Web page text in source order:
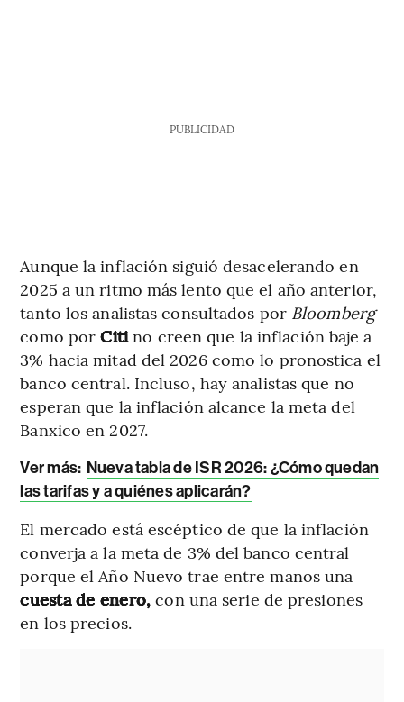
PUBLICIDAD
Aunque la inflación siguió desacelerando en
2025 a un ritmo más lento que el año anterior,
tanto los analistas consultados por Bloomberg
como porCitino creen que la inflación baje a
3% hacia mitad del 2026 como lo pronostica el
banco central. Incluso, hay analistas que no
esperan que la inflación alcance la meta del
Banxico en 2027.
Ver más: Nueva tabla de ISR 2026: ¿Cómo quedan
las tarifas y a quiénes aplicarán?
El mercado está escéptico de que la inflación
converja a la meta de 3% del banco central
porque el Año Nuevo trae entre manos una
cuesta de enero, con una serie de presiones
en los precios.